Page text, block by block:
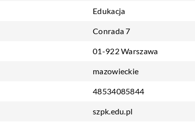
Edukacja
Conrada 7
01-922 Warszawa
mazowieckie
48534085844
szpk.edu.pl